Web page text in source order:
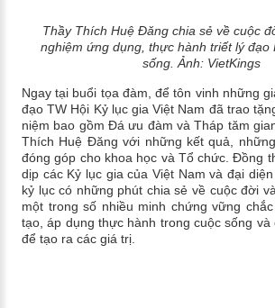
Thầy Thích Huệ Đăng chia sẻ về cuộc
nghiệm ứng dụng, thực hành triết lý đạo
sống.Ảnh: VietKings
Ngay tại buổi tọa đàm, để tôn vinh những
đạo TW Hội Kỷ lục gia Việt Nam đã trao
niệm bao gồm Đá ưu đàm và Tháp tăm
Thích Huệ Đăng với những kết quả,
đóng góp cho khoa học và Tổ chức. Đồng
dịp các Kỷ lục gia của Việt Nam và đại
kỷ lục có những phút chia sẻ về cuộc đời
một trong số nhiều minh chứng vững
tạo, áp dụng thực hành trong cuộc sống và
để tạo ra các giá trị.